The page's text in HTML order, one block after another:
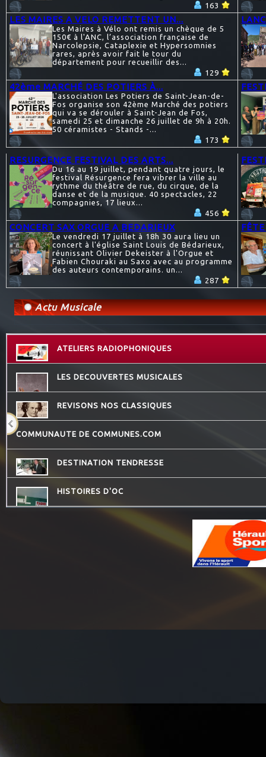
163
LES MAIRES A VELO REMETTENT UN...
Les Maires à Vélo ont remis un chèque de 5
150€ à l'ANC, l’association française de
Narcolepsie, Cataplexie et Hypersomnies
rares, après avoir fait le tour du
département pour recueillir des...
129
42ème MARCHÉ DES POTIERS À...
L'association Les Potiers de Saint-Jean-de-
Fos organise son 42ème Marché des potiers
qui va se dérouler à Saint-Jean de Fos,
samedi 25 et dimanche 26 juillet de 9h à 20h.
50 céramistes - Stands -...
173
RESURGENCE FESTIVAL DES ARTS...
Du 16 au 19 juillet, pendant quatre jours, le
festival Résurgence fera vibrer la ville au
rythme du théâtre de rue, du cirque, de la
danse et de la musique. 40 spectacles, 22
compagnies, 17 lieux...
456
CONCERT SAX ORGUE A BEDARIEUX
Le vendredi 17 juillet à 18h 30 aura lieu un
concert à l'église Saint Louis de Bédarieux,
réunissant Olivier Dekeister à l'Orgue et
Fabien Chouraki au Saxo avec au programme
des auteurs contemporains. un...
287
Actu Musicale
ATELIERS RADIOPHONIQUES
LES DECOUVERTES MUSICALES
REVISONS NOS CLASSIQUES
COMMUNAUTE DE COMMUNES.COM
DESTINATION TENDRESSE
HISTOIRES D'OC